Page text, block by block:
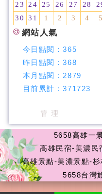
23
24 25 26 27 28
30
31 1 2 3 4 5
網站人氣
今日點閱：365
昨日點閱：368
本月點閱： 2879
目前累計：371723
管 理
5658高雄一
高雄民宿-美濃民
高雄景點-美濃景點-
5658台灣